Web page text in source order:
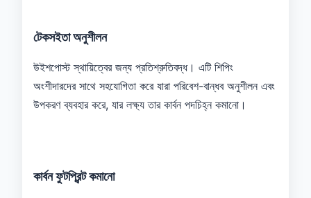
টেকসইতা অনুশীলন
উইশপোস্ট স্থায়িত্বের জন্য প্রতিশ্রুতিবদ্ধ। এটি শিপিং
অংশীদারদের সাথে সহযোগিতা করে যারা পরিবেশ-বান্ধব অনুশীলন এবং
উপকরণ ব্যবহার করে, যার লক্ষ্য তার কার্বন পদচিহ্ন কমানো।
কার্বন ফুটপ্রিন্ট কমানো